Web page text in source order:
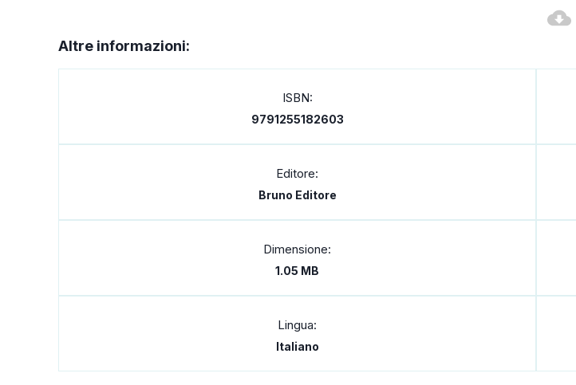
Altre informazioni:
ISBN:
9791255182603
Editore:
Bruno Editore
Dimensione:
1.05 MB
Lingua:
Italiano